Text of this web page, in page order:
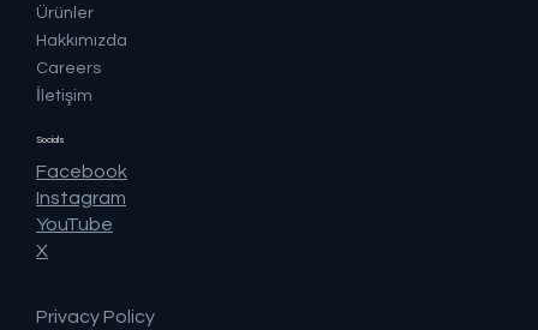
Ürünler
Hakkımızda
Careers
İletişim
Socials
Facebook
Instagram
YouTube
X
Privacy Policy